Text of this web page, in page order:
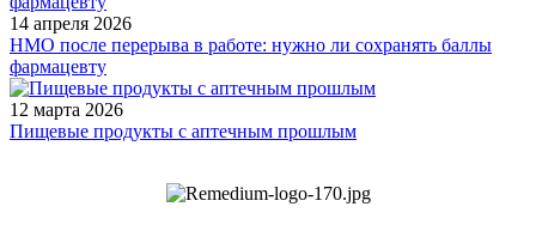
14 апреля 2026
НМО после перерыва в работе: нужно ли сохранять баллы
фармацевту
12 марта 2026
Пищевые продукты с аптечным прошлым